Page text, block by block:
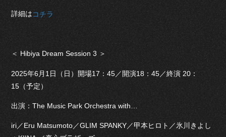
詳細はコチラ
＜ Hibiya Dream Session 3 ＞
2025年6月1日（⽇）開場17：45／開演18：45／終演 20：
15（予定）
出演：The Music Park Orchestra with…
iri／Eru Matsumoto／GLIM SPANKY／甲本ヒロト／氷川きよし